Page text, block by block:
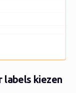
labels kiezen